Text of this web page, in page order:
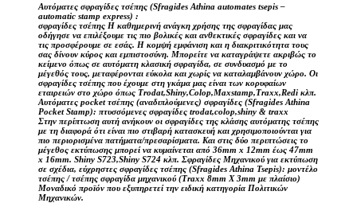
Αυτόματες σφραγίδες τσέπης (Sfragides Athina automates tsepis –
automatic stamp express) :
σφραγίδες τσέπης Η καθημερινή ανάγκη χρήσης της σφραγίδας μας
οδήγησε να επιλέξουμε τις πιο βολικές και ανθεκτικές σφραγίδες και να
τις προσφέρουμε σε εσάς. Η κομψή εμφάνιση και η διακριτικότητα τους
σας δίνουν κύρος και εμπιστοσύνη. Μπορείτε να καταγράψετε ακριβώς το
κείμενο όπως σε αυτόματη κλασική σφραγίδα, σε συνδυασμό με το
μέγεθός τους, μεταφέρονται εύκολα και χωρίς να καταλαμβάνουν χώρο. Οι
σφραγίδες τσέπης που έχουμε στη γκάμα μας είναι των κορυφαίων
εταιρειών στο χώρο όπως Trodat,Shiny,Colop,Maxstamp,Traxx,Redi κλπ.
Αυτόματες pocket τσέπης (αναδιπλούμενες) σφραγίδες (Sfragides Athina
Pocket Stamp): πτυσσόμενες σφραγίδες trodat,colop,shiny & traxx
Στην περίπτωση αυτή ανήκουν οι σφραγίδες της κλάσης αυτόματης τσέπης
με τη διαφορά ότι είναι πιο στιβαρή κατασκευή και χρησιμοποιούνται για
πιο περιορισμένα πατήματα/πρεσαρίσματα. Και στις δύο περιπτώσεις το
μέγεθος εκτύπωσης μπορεί να κυμαίνεται από 36mm x 12mm έως 47mm
x 16mm. Shiny S723,Shiny S724 κλπ. Σφραγίδες Μηχανικού για εκτύπωση
σε σχέδια, εύχρηστες σφραγίδες τσέπης (Sfragides Athina Tsepis): μοντέλο
τσέπης / τσέπης σφραγίδα μηχανικού (Traxx 8mm X 3mm με πλαίσιο)
Μοναδικό προϊόν που εξυπηρετεί την ειδική κατηγορία Πολιτικών
Μηχανικών.